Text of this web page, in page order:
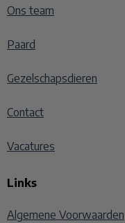
Ons team
Paard
Gezelschapsdieren
Contact
Vacatures
Links
Algemene Voorwaarden